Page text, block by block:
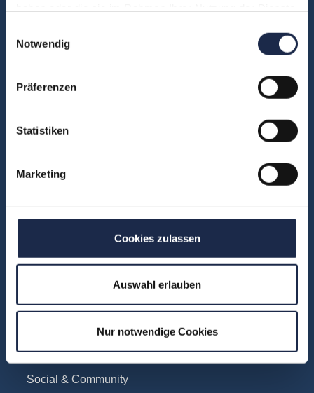
Notwendig
Präferenzen
Statistiken
Marketing
Cookies zulassen
Auswahl erlauben
Nur notwendige Cookies
Über uns
Unsere Experten
Kontakt
Abo & Subscription
KI
Social & Community